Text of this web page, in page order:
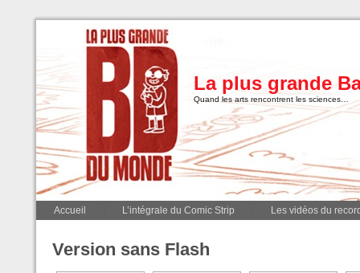
La plus grande
Quand les arts rencontrent les sciences…
Accueil L’intégrale du Comic Strip Les vidéos du
Version sans Flash